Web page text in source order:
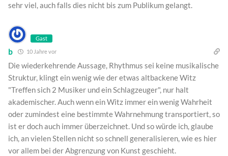
sehr viel, auch falls dies nicht bis zum Publikum gelangt.
Gast
b 10 Jahre vor
Die wiederkehrende Aussage, Rhythmus sei keine musikalische
Struktur, klingt ein wenig wie der etwas altbackene Witz
"Treffen sich 2 Musiker und ein Schlagzeuger", nur halt
akademischer. Auch wenn ein Witz immer ein wenig Wahrheit
oder zumindest eine bestimmte Wahrnehmung transportiert, so
ist er doch auch immer überzeichnet. Und so würde ich, glaube
ich, an vielen Stellen nicht so schnell generalisieren, wie es hier
vor allem bei der Abgrenzung von Kunst geschieht.